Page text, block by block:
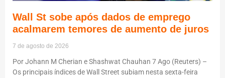
Wall St sobe após dados de emprego
acalmarem temores de aumento de juros
7 de agosto de 2026
Por Johann M Cherian e Shashwat Chauhan 7 Ago (Reuters) –
Os principais índices de Wall Street subiam nesta sexta-feira